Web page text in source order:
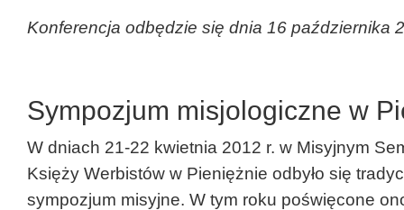
Konferencja odbędzie się dnia 16 października
Sympozjum misjologiczne w
W dniach 21-22 kwietnia 2012 r. w Misyjnym
Księży Werbistów w Pieniężnie odbyło się
sympozjum misyjne. W tym roku poświęcone